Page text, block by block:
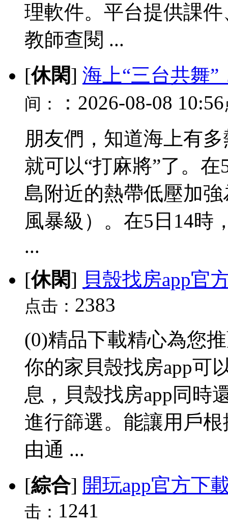
理軟件。平台提供課
教師查閱 ...
[休閑] 海上“三台共舞”
间： ：2026-08-08 10:56
朋友們，知道海上有
就可以“打麻將”了。
島附近的熱帶低壓加
風暴級）。在5日14時
...
[休閑] 貝殼找房app官
点击： 2383
(0)精品下載精心為您
你的家貝殼找房app可
息，貝殼找房app同時
進行篩選。能讓用戶
由通 ...
[綜合] 開玩app官方下
击： 1241